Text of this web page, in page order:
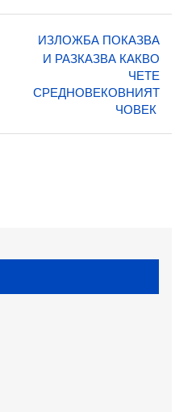
ИЗЛОЖБА ПОКАЗВА
И РАЗКАЗВА КАКВО
ЧЕТЕ
СРЕДНОВЕКОВНИЯТ
ЧОВЕК